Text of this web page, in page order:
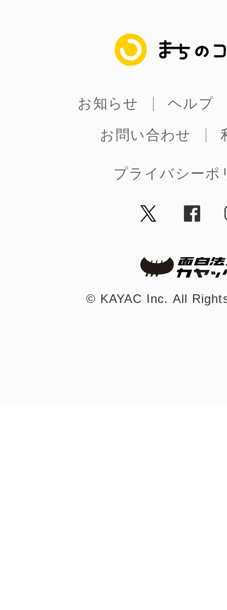
まちのコイン
お知らせ
ヘルプ
お問い合わせ
プライバシーポ
©︎ KAYAC Inc. All
まちのコイン
お知らせ
ヘルプ
お問い合わせ
プライバシーポ
©︎ KAYAC Inc. All